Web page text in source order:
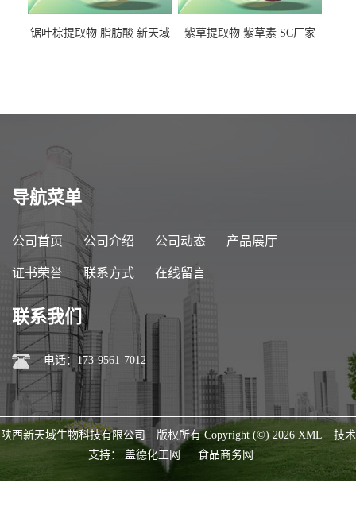
锯叶棕提取物 脂肪酸 新天域
紫草提取物 紫草素 SC厂家
导航菜单
公司首页 公司介绍 公司动态 产品展厅
证书荣誉 联系方式 在线留言
联系我们
电话：173-9561-7012
陕西新天域生物科技有限公司 版权所有 Copyright (©) 2026 XML
技术
支持： 盖德化工网 食品商务网